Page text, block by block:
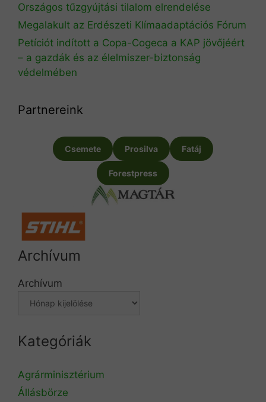
Országos tűzgyújtási tilalom elrendelése
Megalakult az Erdészeti Klímaadaptációs Fórum
Petíciót indított a Copa-Cogeca a KAP jövőjéért
– a gazdák és az élelmiszer-biztonság
védelmében
Partnereink
Csemete Prosilva Fatáj
Forestpress
Archívum
Archívum
Kategóriák
Agrárminisztérium
Állásbörze